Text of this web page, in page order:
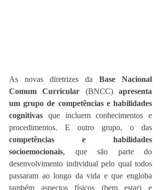
As novas diretrizes da Base Nacional
Comum Curricular (BNCC) apresenta
um grupo de competências e habilidades
cognitivas que incluem conhecimentos e
competências e habilidades
socioemocionais, que são parte do
desenvolvimento individual pelo qual todos
passaram ao longo da vida e que engloba
também aspectos físicos (bem estar) e